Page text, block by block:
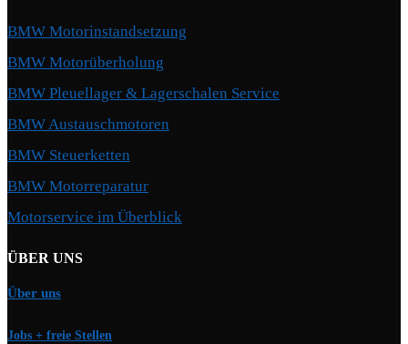
BMW Motorinstandsetzung
BMW Motorüberholung
BMW Pleuellager & Lagerschalen Service
BMW Austauschmotoren
BMW Steuerketten
BMW Motorreparatur
Motorservice im Überblick
ÜBER UNS
Über uns
Jobs + freie Stellen